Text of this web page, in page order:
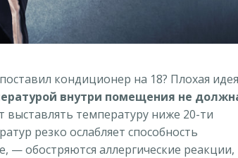
кондиционер на 18? Плохая
внутри помещения не
выставлять температуру ниже 20-ти
резко ослабляет способность
—обостряются аллергические реакции,